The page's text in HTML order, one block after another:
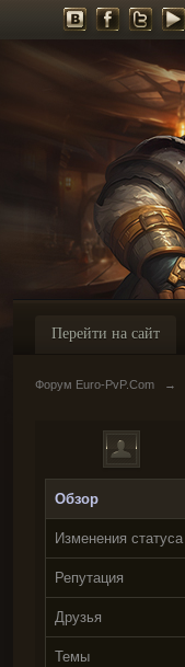
Перейти на сайт
Форум Euro-PvP.Com →
Обзор
Изменения статуса
Репутация
Друзья
Темы